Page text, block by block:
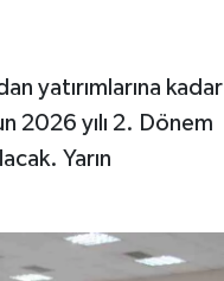
yatırımlarına kadar
2026 yılı 2. Dönem
Yarın